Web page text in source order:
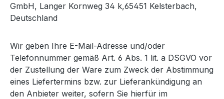
GmbH, Langer Kornweg 34 k,65451 Kelsterbach,
Deutschland
Wir geben Ihre E-Mail-Adresse und/oder
Telefonnummer gemäß Art. 6 Abs. 1 lit. a DSGVO vor
der Zustellung der Ware zum Zweck der Abstimmung
eines Liefertermins bzw. zur Lieferankündigung an
den Anbieter weiter, sofern Sie hierfür im